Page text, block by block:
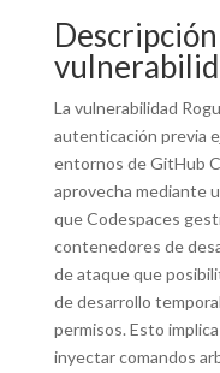
La vulnerabilidad
autenticación previa
entornos de GitHub
aprovecha mediante
que Codespaces
contenedores de
de ataque que
de desarrollo
permisos. Esto
inyectar comandos